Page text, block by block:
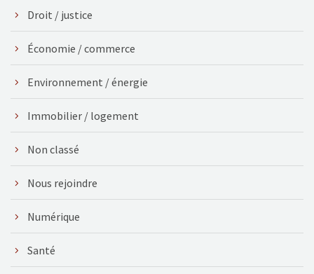
Droit / justice
Économie / commerce
Environnement / énergie
Immobilier / logement
Non classé
Nous rejoindre
Numérique
Santé